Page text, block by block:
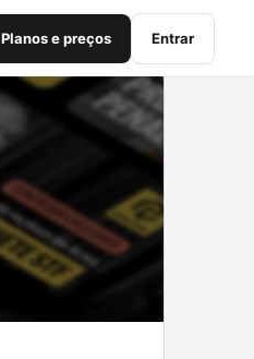
Planos e preços Entrar